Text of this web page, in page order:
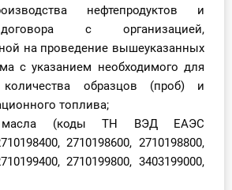
нефтепродуктов и
с организацией,
на проведение вышеуказанных
с указанием необходимого для
образцов (проб) и
топлива;
масла (коды ТН ВЭД ЕАЭС
2710198600, 2710198800,
2710199800, 3403199000,